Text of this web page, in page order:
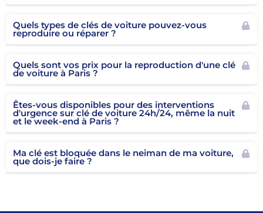
Quels types de clés de voiture pouvez-vous
reproduire ou réparer ?
Quels sont vos prix pour la reproduction d'une clé
de voiture à Paris ?
Êtes-vous disponibles pour des interventions
d'urgence sur clé de voiture 24h/24, même la nuit
et le week-end à Paris ?
Ma clé est bloquée dans le neiman de ma voiture,
que dois-je faire ?